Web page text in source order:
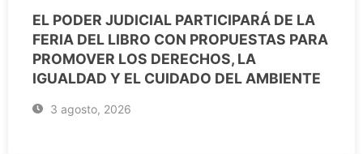
EL PODER JUDICIAL PARTICIPARÁ DE LA
FERIA DEL LIBRO CON PROPUESTAS PARA
PROMOVER LOS DERECHOS, LA
IGUALDAD Y EL CUIDADO DEL AMBIENTE
3 agosto, 2026